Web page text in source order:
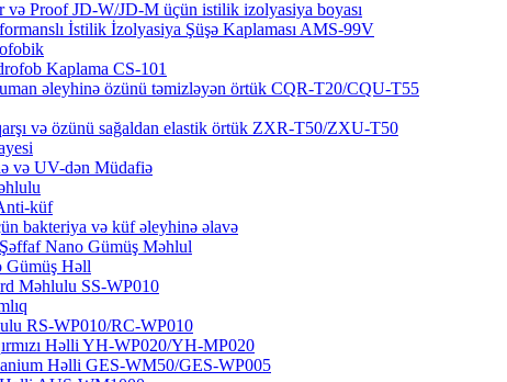
və Proof JD-W/JD-M üçün istilik izolyasiya boyası
İstilik İzolyasiya Şüşə Kaplaması AMS-99V
Kaplama CS-101
əleyhinə özünü təmizləyən örtük CQR-T20/CQU-T55
və özünü sağaldan elastik örtük ZXR-T50/ZXU-T50
və UV-dən Müdafiə
küf
bakteriya və küf əleyhinə əlavə
Nano Gümüş Məhlul
Gümüş Həll
Məhlulu SS-WP010
RS-WP010/RC-WP010
Həlli YH-WP020/YH-MP020
Həlli GES-WM50/GES-WP005